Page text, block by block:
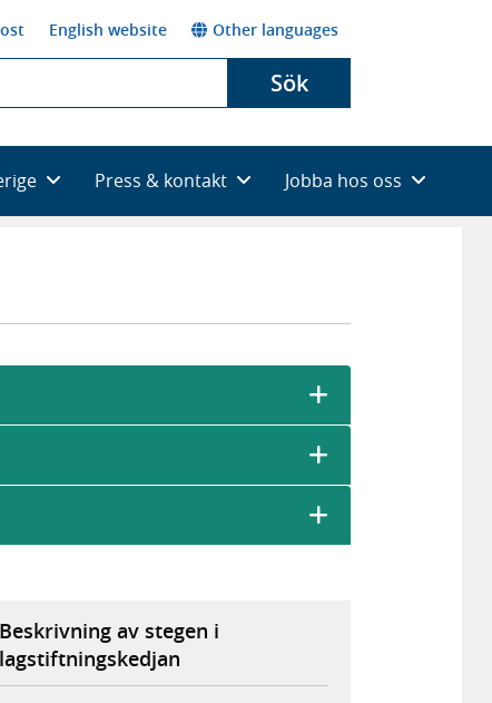
English website Other languages
Sök
Press & kontakt Jobba hos oss
Beskrivning av stegen i
lagstiftningskedjan